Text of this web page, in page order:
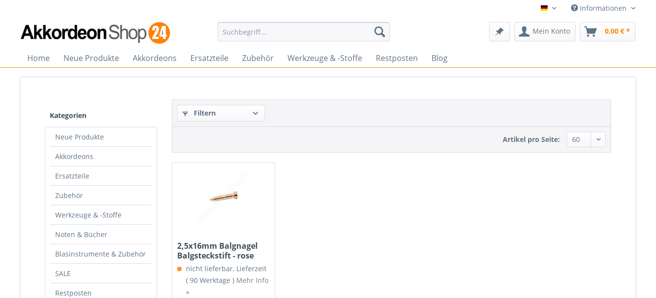
Deutsch Informationen
Mein Konto 0,00 € *
Home Neue Produkte Akkordeons Ersatzteile Zubehör Werkzeuge & -Stoffe Restposten Blog
Kategorien
Neue Produkte
Akkordeons
Ersatzteile
Zubehör
Werkzeuge & -Stoffe
Noten & Bücher
Blasinstrumente & Zubehör
SALE
Restposten
Filtern
Artikel pro Seite:
2,5x16mm Balgnagel
Balgsteckstift - rose
goldnicht lieferbar, Lieferzeit
( 90 Werktage ) Mehr Info
»